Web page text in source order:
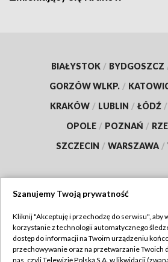
BIAŁYSTOK / BYDGOSZCZ
GORZÓW WLKP. /
KRAKÓW / LUBLIN / ŁÓDŹ /
OPOLE / POZNAŃ /
SZCZECIN / WARSZAWA /
TVP
Abonament TVP
Regulamin
Szanujemy Twoją prywatność
Kliknij "Akceptuję i przechodzę do serwisu", aby
korzystanie z technologii automatycznego
dostęp do informacji na Twoim urządzeniu
przechowywanie oraz na przetwarzanie Twoich
nas, czyli Telewizję Polską S.A. w likwidacji